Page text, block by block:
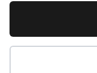
Huawei